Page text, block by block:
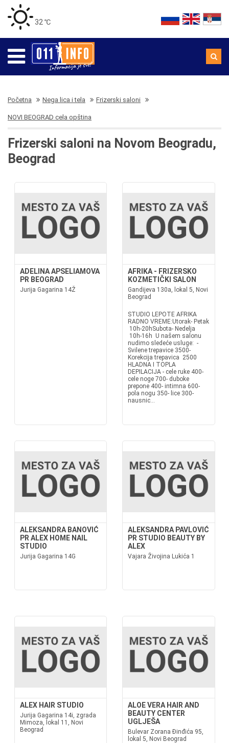
32 ℃
Početna Nega lica i tela Frizerski saloni
NOVI BEOGRAD cela opština
Frizerski saloni na Novom Beogradu,
Beograd
ADELINA APSELIAMOVA
PR BEOGRAD
Jurija Gagarina 14Ž
AFRIKA - FRIZERSKO
KOZMETIČKI SALON
Gandijeva 130a, lokal 5, Novi
Beograd
STUDIO LEPOTE AFRIKA
RADNO VREME:Utorak- Petak
10h-20hSubota- Nedelja
10h-16h U našem salonu
nudimo sledeće usluge: -
Svilene trepavice 3500-
Korekcija trepavica 2500
HLADNA I TOPLA
DEPILACIJA - cele ruke 400-
cele noge 700- duboke
prepone 400- intimna 600-
pola nogu 350- lice 300-
nausnic...
ALEKSANDRA BANOVIĆ
PR ALEX HOME NAIL
STUDIO
Jurija Gagarina 14G
ALEKSANDRA PAVLOVIĆ
PR STUDIO BEAUTY BY
ALEX
Vajara Živojina Lukića 1
ALEX HAIR STUDIO
Jurija Gagarina 14i, zgrada
Mimoza, lokal 11, Novi
Beograd
ALOE VERA HAIR AND
BEAUTY CENTER
UGLJEŠA
Bulevar Zorana Đinđića 95,
lokal 5, Novi Beograd